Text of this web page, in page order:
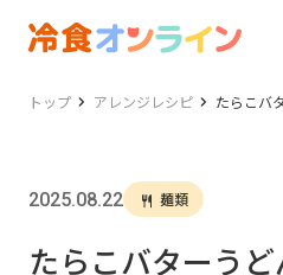
トップ アレンジレシピ たらこバタ
2025.08.22 麺類
たらこバターう